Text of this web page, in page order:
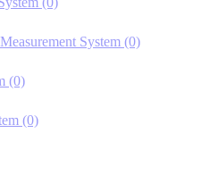
System (0)
(0)
(0)